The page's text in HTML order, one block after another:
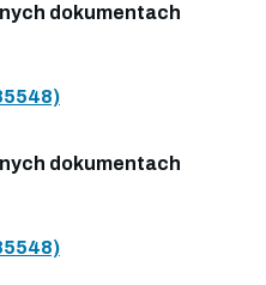
dokumentach
dokumentach